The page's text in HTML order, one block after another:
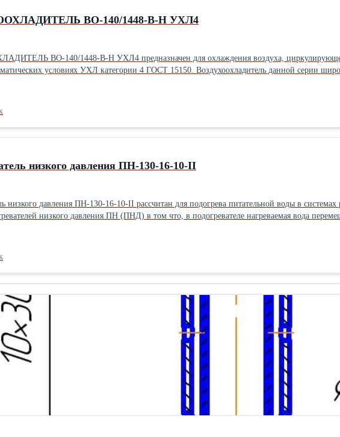
ВО-140/1448-В-Н УХЛ4
ВО-140/1448-В-Н УХЛ4 предназначен для охлаждения воздуха,
условиях УХЛ категории 4 ГОСТ 15150. Воздухоохладитель данной серии
низкого давления ПН-130-16-10-II
низкого давления ПН-130-16-10-II рассчитан для подогрева питательной воды в системах
низкого давления ПН (ПНД) в том что, в подогревателе нагреваемая вода